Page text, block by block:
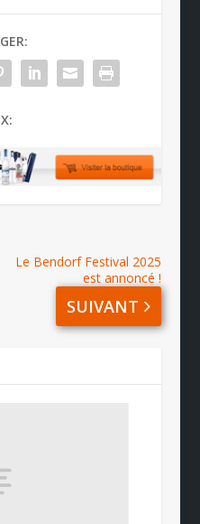
Le Bendorf Festival 2025
est annoncé !
SUIVANT